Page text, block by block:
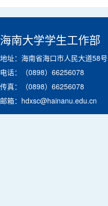
海南大学学生工作部
地址：海南省海口市人民大道58号
电话：（0898）66256078
传真：（0898）66256078
邮箱：hdxsc@hainanu.edu.cn